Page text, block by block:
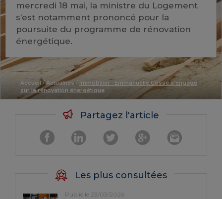
mercredi 18 mai, la ministre du Logement
s’est notamment prononcé pour la
poursuite du programme de rénovation
énergétique.
Accueil /Actualités/ Immobilier : Emmanuelle Cosse s’engage
sur la rénovation énergétique
Partagez l'article
Les plus consultées
Publié le 23/03/2026